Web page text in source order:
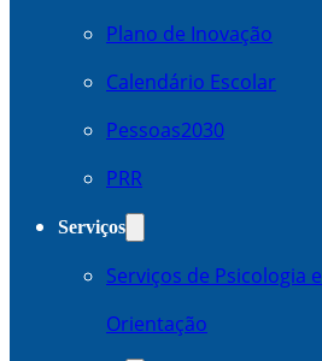
Plano de Inovação
Calendário Escolar
Pessoas2030
PRR
Serviços
Serviços de Psicologia e
Orientação